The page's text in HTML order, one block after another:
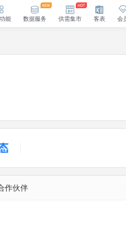
能 数据服务 供需集市 客表 会
作伙伴